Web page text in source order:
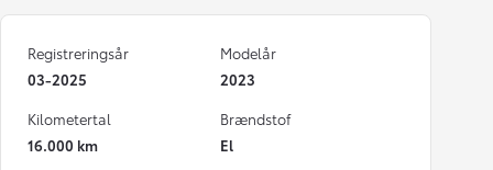
Registreringsår
03-2025
Modelår
2023
Kilometertal
16.000 km
Brændstof
El